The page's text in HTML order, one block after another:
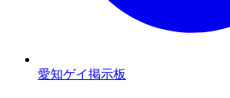
愛知ゲイ掲示板